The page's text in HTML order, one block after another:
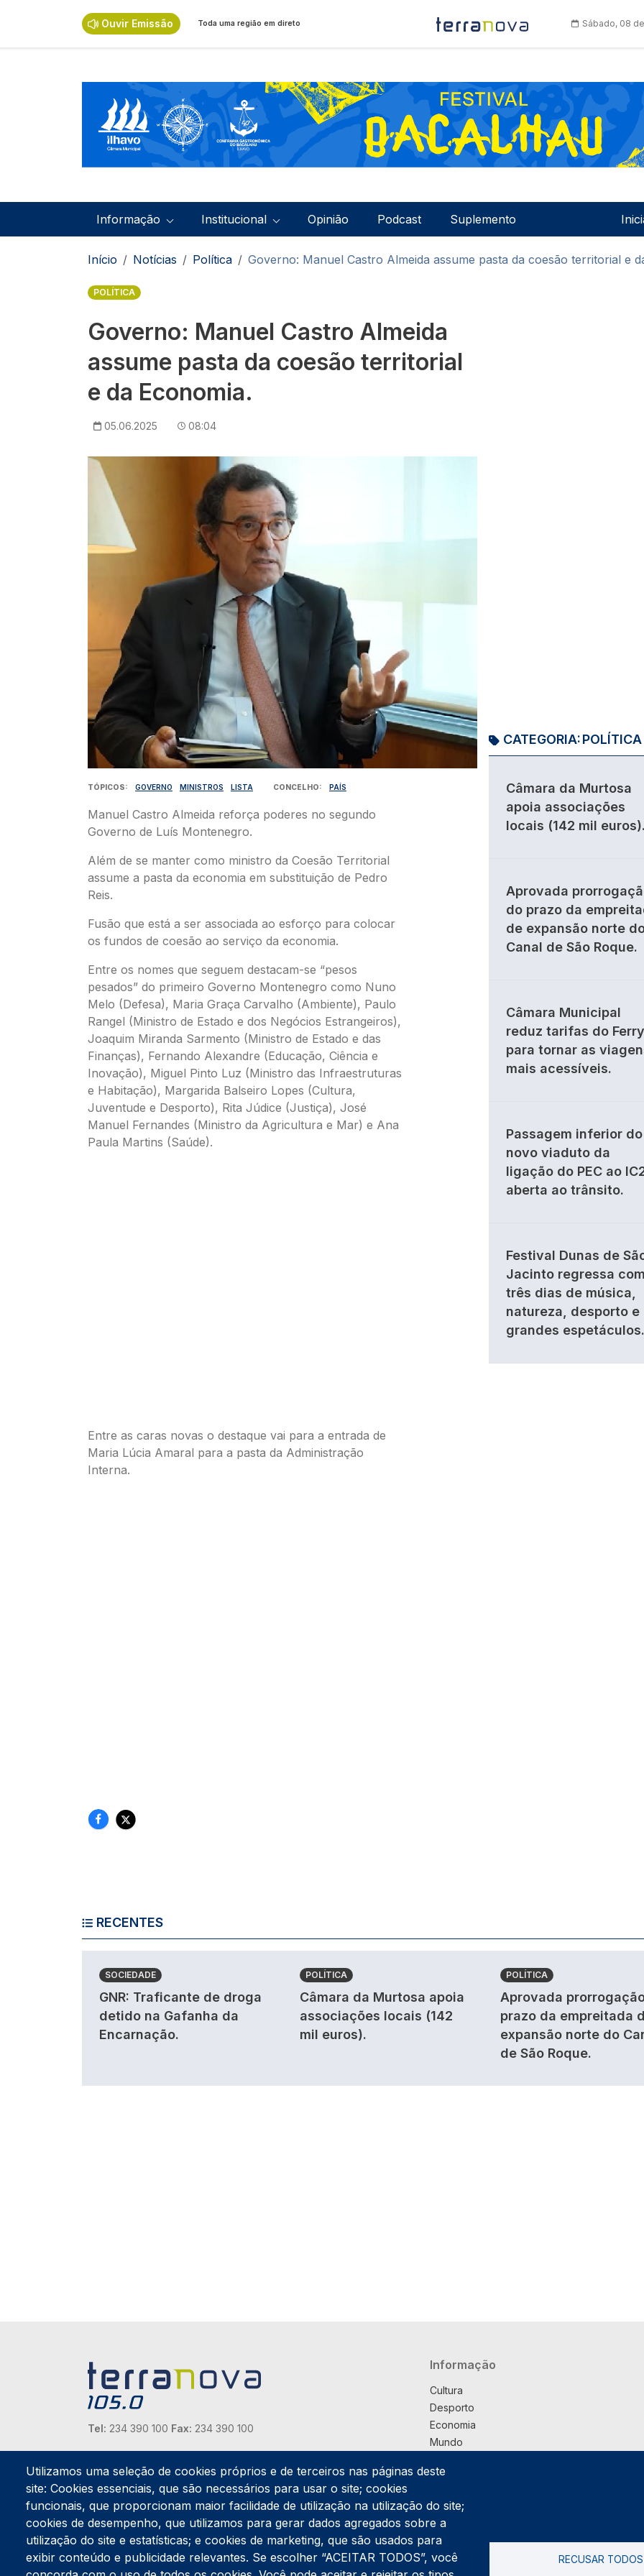
Ouvir Emissão Toda uma região em direto Sábado, 08
Navegação principal
Informação Institucional Opinião Podcast Suplemento
Navegação estrutural
Início Notícias Política Governo: Manuel Castro Almeida assume pasta da coesão territorial e
POLÍTICA
Governo: Manuel Castro Almeida
assume pasta da coesão territorial
e da Economia.
05.06.2025 08:04
Imagem
TÓPICOS GOVERNO MINISTROS LISTA CONCELHO PAÍS
Manuel Castro Almeida reforça poderes no segundo
Governo de Luís Montenegro.
Além de se manter como ministro da Coesão Territorial
assume a pasta da economia em substituição de Pedro
Reis.
Fusão que está a ser associada ao esforço para colocar
os fundos de coesão ao serviço da economia.
Entre os nomes que seguem destacam-se “pesos
pesados” do primeiro Governo Montenegro como Nuno
Melo (Defesa), Maria Graça Carvalho (Ambiente), Paulo
Rangel (Ministro de Estado e dos Negócios Estrangeiros),
Joaquim Miranda Sarmento (Ministro de Estado e das
Finanças), Fernando Alexandre (Educação, Ciência e
Inovação), Miguel Pinto Luz (Ministro das Infraestruturas
e Habitação), Margarida Balseiro Lopes (Cultura,
Juventude e Desporto), Rita Júdice (Justiça), José
Manuel Fernandes (Ministro da Agricultura e Mar) e Ana
Paula Martins (Saúde).
Entre as caras novas o destaque vai para a entrada de
Maria Lúcia Amaral para a pasta da Administração
Interna.
CATEGORIA:POLÍTICA
Câmara da Murtosa
apoia associações
locais (142 mil euros).
Aprovada
do prazo da
de expansão norte
Canal de São Roque.
Câmara Municipal
reduz tarifas do Ferry
para tornar as
mais acessíveis.
Passagem inferior do
novo viaduto da
ligação do PEC ao
aberta ao trânsito.
Festival Dunas de
Jacinto regressa com
três dias de música,
natureza, desporto e
grandes espetáculos.
RECENTES
SOCIEDADE
GNR: Traficante de droga
detido na Gafanha da
Encarnação.
POLÍTICA
Câmara da Murtosa apoia
associações locais (142
mil euros).
POLÍTICA
Aprovada
prazo da empreitada
expansão norte do
de São Roque.
Tel: 234 390 100 Fax: 234 390 100
Endereço Postal
Apartado 42
Rua Gil Eanes 31
3834-908 Gafanha da Nazaré
Estúdios
Rua Prior Guerra
Edifício do Centro Cultural da Gafanha da Nazaré
3830-556 Gafanha da Nazaré
Navegação principal
Informação
Cultura
Desporto
Economia
Mundo
País
Praça
Pub
Saúde
Sociedade
Utilizamos uma seleção de cookies próprios e de terceiros nas páginas deste
site: Cookies essenciais, que são necessários para usar o site; cookies
funcionais, que proporcionam maior facilidade de utilização na utilização do site;
cookies de desempenho, que utilizamos para gerar dados agregados sobre a
utilização do site e estatísticas; e cookies de marketing, que são usados para
exibir conteúdo e publicidade relevantes. Se escolher “ACEITAR TODOS”, você
RECUSAR TODOS